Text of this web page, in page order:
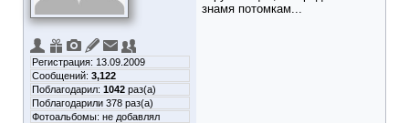
Регистрация: 13.09.2009
Сообщений: 3,122
Поблагодарил: 1042 раз(а)
Поблагодарили 378 раз(а)
Фотоальбомы: не добавлял
знамя потомкам...